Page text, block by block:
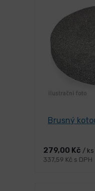
Brusný
279,00 Kč / ks
337,59 Kč s DPH